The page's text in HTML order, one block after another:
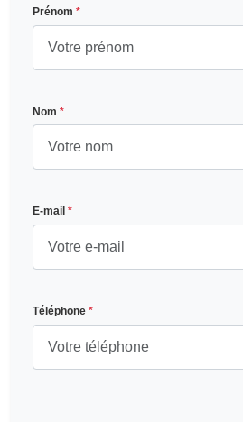
Prénom *
Nom *
E-mail *
Téléphone *